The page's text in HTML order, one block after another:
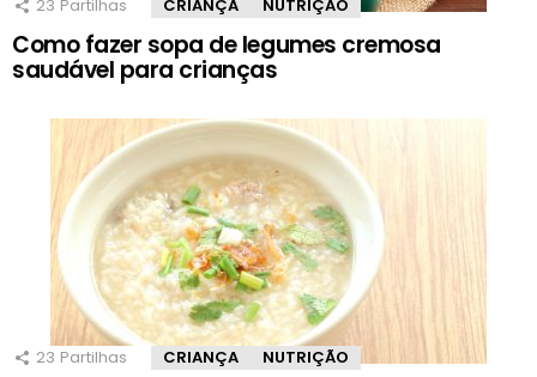
23 Partilhas CRIANÇA NUTRIÇÃO
Como fazer sopa de legumes cremosa
saudável para crianças
23 Partilhas CRIANÇA NUTRIÇÃO